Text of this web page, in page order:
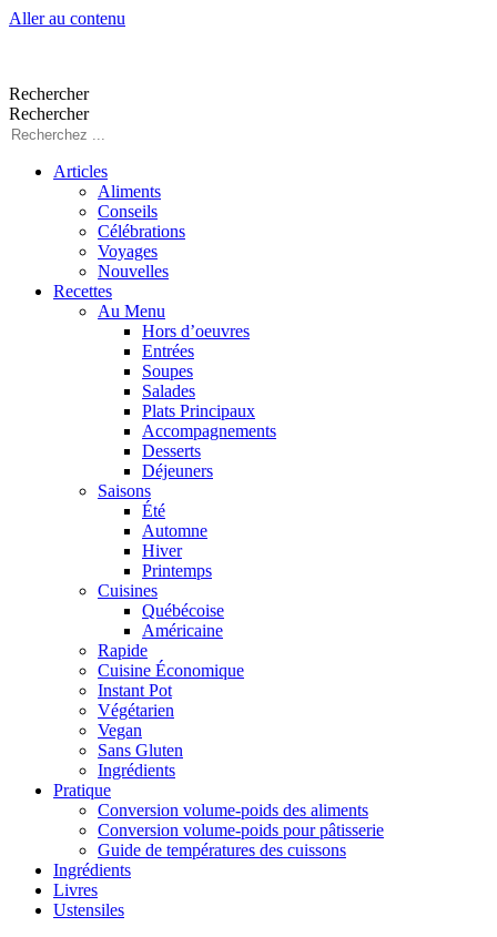
Aller au contenu
Rechercher
Rechercher
Articles
Aliments
Conseils
Célébrations
Voyages
Nouvelles
Recettes
Au Menu
Hors d’oeuvres
Entrées
Soupes
Salades
Plats Principaux
Accompagnements
Desserts
Déjeuners
Saisons
Été
Automne
Hiver
Printemps
Cuisines
Québécoise
Américaine
Rapide
Cuisine Économique
Instant Pot
Végétarien
Vegan
Sans Gluten
Ingrédients
Pratique
Conversion volume-poids des aliments
Conversion volume-poids pour pâtisserie
Guide de températures des cuissons
Ingrédients
Livres
Ustensiles